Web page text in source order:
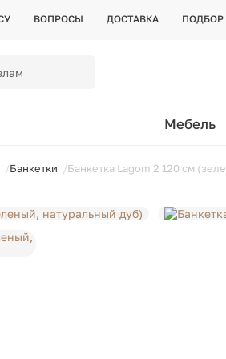
ВОПРОСЫ ДОСТАВКА ПОДБОР
Мебель
Банкетки Банкетка Lagom 2 120 см